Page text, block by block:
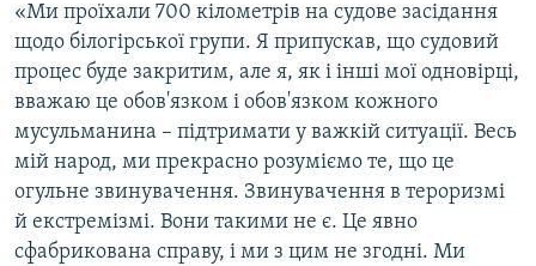
«Ми проїхали 700 кілометрів на судове засідання
щодо білогірської групи. Я припускав, що судовий
процес буде закритим, але я, як і інші мої одновірці,
вважаю це обов'язком і обов'язком кожного
мусульманина – підтримати у важкій ситуації. Весь
мій народ, ми прекрасно розуміємо те, що це
огульне звинувачення. Звинувачення в тероризмі
й екстремізмі. Вони такими не є. Це явно
сфабрикована справу, і ми з цим не згодні. Ми